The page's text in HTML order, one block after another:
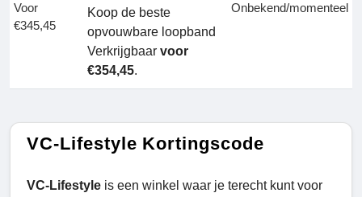
Voor
€345,45
Koop de beste
opvouwbare loopband
Verkrijgbaar voor
€354,45.
Onbekend/momenteel
VC-Lifestyle Kortingscode
VC-Lifestyle is een winkel waar je terecht kunt voor